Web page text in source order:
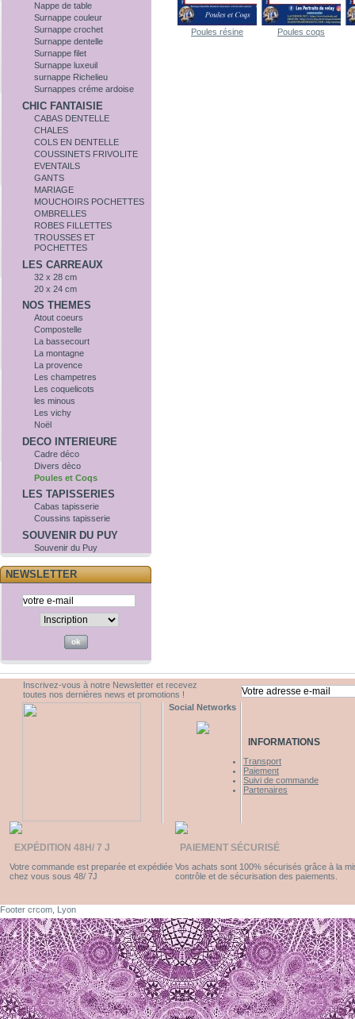
Nappe de table
Surnappe couleur
Surnappe crochet
Surnappe dentelle
Surnappe filet
Surnappe luxeuil
surnappe Richelieu
Surnappes créme ardoise
CHIC FANTAISIE
CABAS DENTELLE
CHALES
COLS EN DENTELLE
COUSSINETS FRIVOLITE
EVENTAILS
GANTS
MARIAGE
MOUCHOIRS POCHETTES
OMBRELLES
ROBES FILLETTES
TROUSSES ET
POCHETTES
LES CARREAUX
32 x 28 cm
20 x 24 cm
NOS THEMES
Atout coeurs
Compostelle
La bassecourt
La montagne
La provence
Les champetres
Les coquelicots
les minous
Les vichy
Noël
DECO INTERIEURE
Cadre déco
Divers dèco
Poules et Coqs
LES TAPISSERIES
Cabas tapisserie
Coussins tapisserie
SOUVENIR DU PUY
Souvenir du Puy
NEWSLETTER
Poules résine Poules coqs
Inscrivez-vous à notre Newsletter et recevez
toutes nos dernières news et promotions !
Social Networks
INFORMATIONS
Transport
Paiement
Suivi de commande
Partenaires
EXPÉDITION 48H/ 7 J
Votre commande est preparée et expédiée
chez vous sous 48/ 7J
PAIEMENT SÉCURISÉ
Vos achats sont 100% sécurisés grâce à la
contrôle et de sécurisation des paiements.
Footer crcom, Lyon